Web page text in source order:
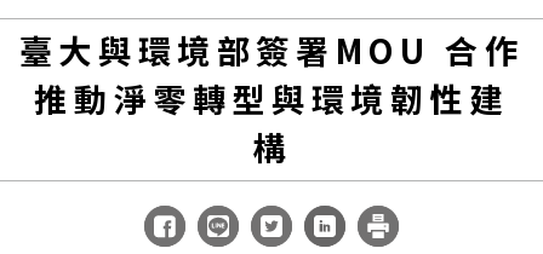
臺大與環境部簽署MOU 合作
推動淨零轉型與環境韌性建
構